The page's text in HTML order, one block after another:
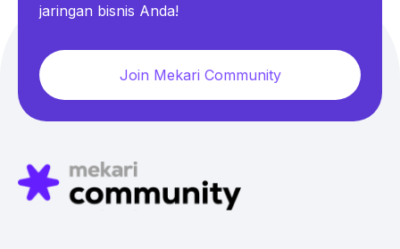
jaringan bisnis Anda!
Join Mekari Community